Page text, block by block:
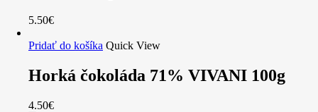
5.50€
Pridať do košíka Quick View
Horká čokoláda 71% VIVANI 100g
4.50€